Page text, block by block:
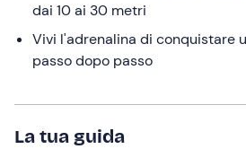
dai 10 ai 30 metri
Vivi l'adrenalina di conquistare
passo dopo passo
La tua guida